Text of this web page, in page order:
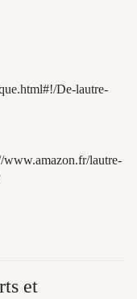
De-lautre-
www.amazon.fr/lautre-
et